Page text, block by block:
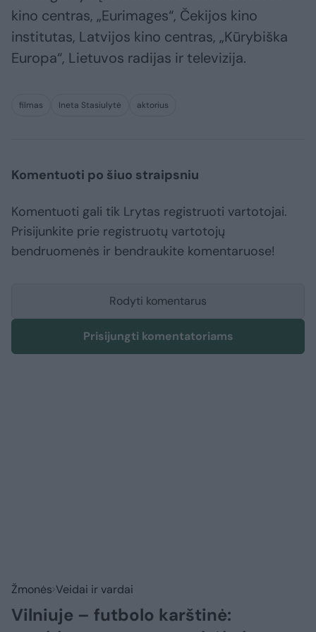
kino centras, „Eurimages“, Čekijos kino
institutas, Latvijos kino centras, „Kūrybiška
Europa“, Lietuvos radijas ir televizija.
filmas Ineta Stasiulytė aktorius
Komentuoti po šiuo straipsniu
Komentuoti gali tik Lrytas registruoti vartotojai.
Prisijunkite prie registruotų vartotojų
bendruomenės ir bendraukite komentaruose!
Rodyti komentarus
Prisijungti komentatoriams
Žmonės Veidai ir vardai
Vilniuje – futbolo karštinė: